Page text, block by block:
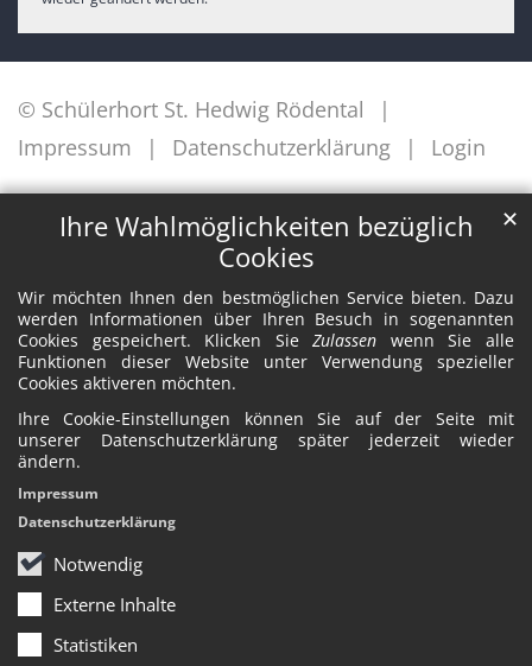
Ihre Wahlmöglichkeiten bezüglich
Cookies
Wir möchten Ihnen den bestmöglichen Service bieten. Dazu
werden Informationen über Ihren Besuch in sogenannten
Cookies gespeichert. Klicken SieZulassen wenn Sie alle
Funktionen dieser Website unter Verwendung spezieller
Cookies aktiveren möchten.
Ihre Cookie-Einstellungen können Sie auf der Seite mit
unserer Datenschutzerklärung später jederzeit wieder
ändern.
Notwendig
Externe Inhalte
Statistiken
✕
Impressum
Datenschutzerklärung
© Schülerhort St. Hedwig Rödental
Impressum
Datenschutzerklärung Login